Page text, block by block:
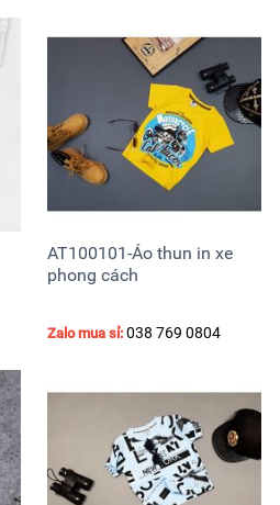
AT100101-Áo thun in xe
phong cách
Zalo mua sỉ: 038 769 0804